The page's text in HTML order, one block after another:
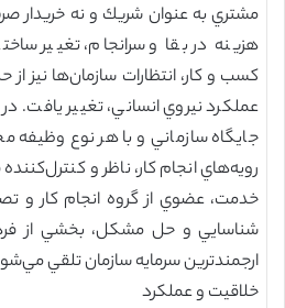
مشتري به عنوان شريك و نه خريدار
هزينه در بقا و سرانجام، تغيير
كسب و كار، انتظارات سازمان‌ها نيز
عملكرد نيروي انساني، تغيير يافت.
جايگاه سازماني و با هر نوع وظيفه
رويه‌هاي انجام كار، ناظر و
خدمت، عضوي از گروه انجام كار و
شناسايي و حل مشكل، بخشي از
ارجمندترين سرمايه سازمان تلقي
خلاقیت و عملکرد